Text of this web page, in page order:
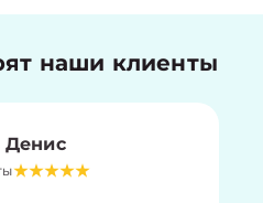
наши клиенты
Денис